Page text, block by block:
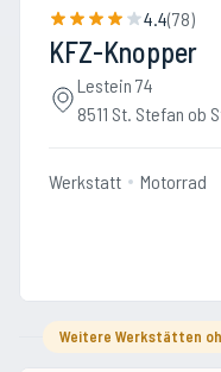
4.4(78)
KFZ-Knopper
Lestein 74
8511 St. Stefan ob
Werkstatt Motorrad
Weitere Werkstätten